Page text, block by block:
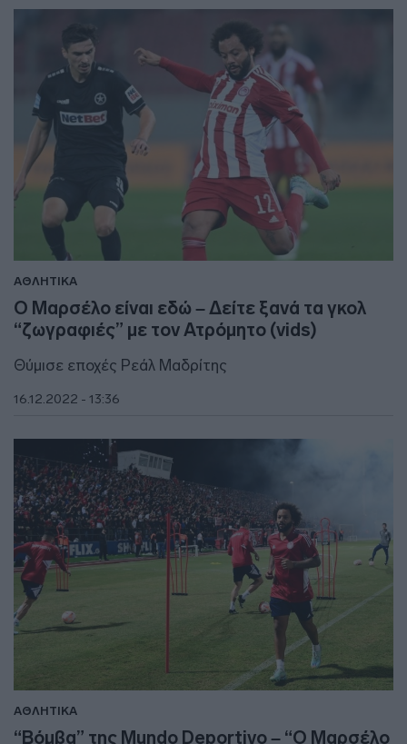
ΑΘΛΗΤΙΚΑ
Ο Μαρσέλο είναι εδώ – Δείτε ξανά τα γκολ
“ζωγραφιές” με τον Ατρόμητο (vids)
Θύμισε εποχές Ρεάλ Μαδρίτης
16.12.2022 - 13:36
ΑΘΛΗΤΙΚΑ
“Βόμβα” της Mundo Deportivo – “Ο Μαρσέλο